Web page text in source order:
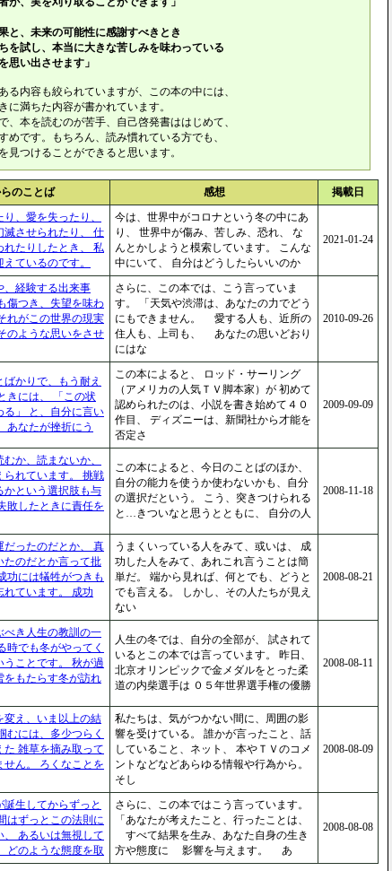
、未来の可能性に感謝すべきとき
試し、本当に大きな苦しみを味わっている
い出させます」
る内容も絞られていますが、この本の中には、
に満ちた内容が書かれています。
、本を読むのが苦手、自己啓発書ははじめて、
めです。もちろん、読み慣れている方でも、
のを見つけることができると思います。
のことば 感想
掲載日
、愛を失ったり、
滅させられたり、 仕
れたりしたとき、 私
ているのです。
今は、世界中がコロナという冬の中にあ
り、 世界中が傷み、苦しみ、恐れ、 な
んとかしようと模索しています。 こんな
中にいて、 自分はどうしたらいいのか
2021-01-24
、経験する出来事
傷つき、失望を味わ
れがこの世界の現実
のような思いをさせ
さらに、この本では、こう言っていま
す。 「天気や渋滞は、あなたの力でどう
にもできません。 愛する人も、近所の
住人も、上司も、 あなたの思いどおり
にはな
2010-09-26
かりで、もう耐え
きには、 「この状
る」 と、自分に言い
なたが挫折にう
この本によると、 ロッド・サーリング
（アメリカの人気ＴＶ脚本家）が 初めて
認められたのは、小説を書き始めて４０
作目、 ディズニーは、新聞社から才能を
否定さ
2009-09-09
か、読まないか、
られています。 挑戦
かという選択肢も与
敗したときに責任を
この本によると、今日のことばのほか、
自分の能力を使うか使わないかも、自分
の選択だという。 こう、突きつけられる
と…きついなと思うとともに、 自分の人
2008-11-18
だったのだとか、 真
たのだとか言って批
功には犠牲がつきも
れています。 成功
うまくいっている人をみて、或いは、 成
功した人をみて、あれこれ言うことは簡
単だ。 端から見れば、何とでも、どうと
でも言える。 しかし、その人たちが見え
ない
2008-08-21
べき人生の教訓の一
時でも冬がやってく
うことです。 秋が過
をもたらす冬が訪れ
人生の冬では、自分の全部が、 試されて
いるとこの本では言っています。 昨日、
北京オリンピックで金メダルをとった柔
道の内柴選手は ０５年世界選手権の優勝
2008-08-11
変え、いま以上の結
むには、多少つらく
雑草を摘み取って
せん。 ろくなことを
私たちは、気がつかない間に、周囲の影
響を受けている。 誰かが言ったこと、話
していること、ネット、 本やＴＶのコメ
ントなどなどあらゆる情報や行為から。
そし
2008-08-09
生してからずっと
はずっとこの法則に
あるいは無視して
どのような態度を取
さらに、この本ではこう言っています。
「あなたが考えたこと、行ったことは、
すべて結果を生み、あなた自身の生き
方や態度に 影響を与えます。 あ
2008-08-08